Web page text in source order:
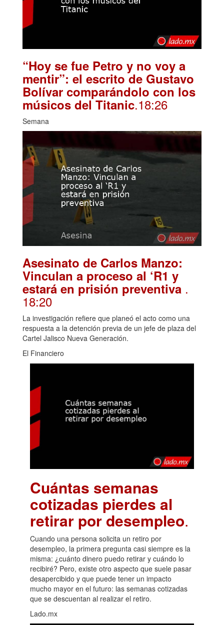
“Hoy se fue Petro y no voy a
mentir”: el escrito de Gustavo
Bolívar comparándolo con los
músicos del Titanic.18:26
Semana
Asesinato de Carlos Manzo:
Vinculan a proceso al ‘R1 y
estará en prisión preventiva .
18:20
La investigación refiere que planeó el acto como una
respuesta a la detención previa de un jefe de plaza del
Cartel Jalisco Nueva Generación.
El Financiero
Cuántas semanas
cotizadas pierdes al
retirar por desempleo.
Cuando una persona solicita un retiro por
desempleo, la primera pregunta casi siempre es la
misma: ¿cuánto dinero puedo retirar y cuándo lo
recibiré? Pero, existe otro aspecto que suele pasar
desapercibido y que puede tener un impacto
mucho mayor en el futuro: las semanas cotizadas
que se descuentan al realizar el retiro.
Lado.mx